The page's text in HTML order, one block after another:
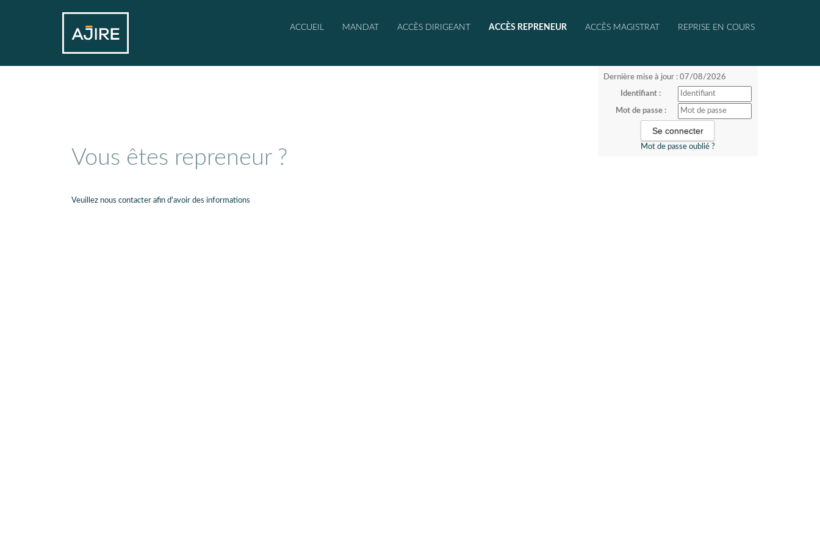
ACCUEIL MANDAT ACCÈS DIRIGEANT ACCÈS REPRENEUR ACCÈS MAGISTRAT REPRISE EN COURS
Dernière mise à jour : 07/08/2026
Identifiant :
Mot de passe :
Mot de passe oublié ?
Vous êtes repreneur ?
Veuillez nous contacter afin d'avoir des informations